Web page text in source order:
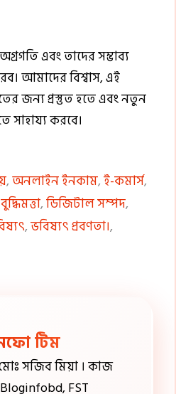
এবং তাদের সম্ভাব্য
আমাদের বিশ্বাস, এই
জন্য প্রস্তুত হতে এবং নতুন
করবে।
,অনলাইন ইনকাম,ই-কমার্স,
,ডিজিটাল সম্পদ,
,ভবিষ্যৎ প্রবণতা।,
টিম
সজিব মিয়া । কাজ
FST